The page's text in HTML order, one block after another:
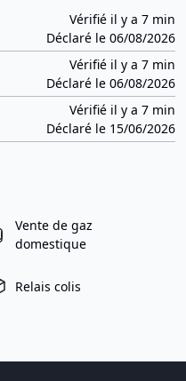
Vérifié il y a 7 min
Déclaré le 06/08/2026
Vérifié il y a 7 min
Déclaré le 06/08/2026
Vérifié il y a 7 min
Déclaré le 15/06/2026
Vente de gaz
domestique
Relais colis